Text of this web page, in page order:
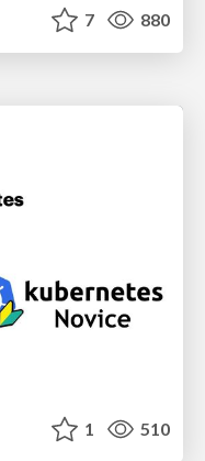
7 880
1 510